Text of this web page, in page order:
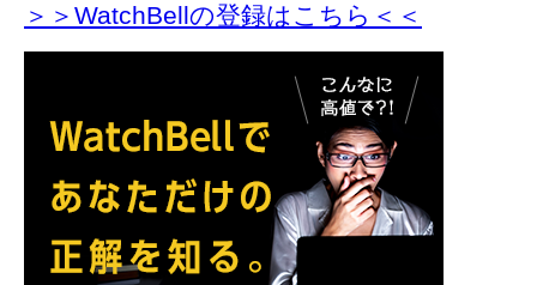
＞＞WatchBellの登録はこちら＜＜